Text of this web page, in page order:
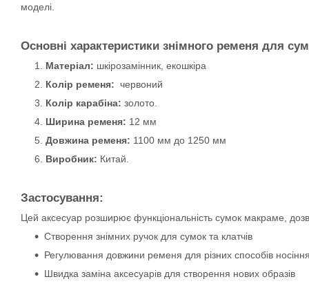
моделі.
Основні характеристики знімного ременя для
Матеріал: шкірозамінник, екошкіра
Колір ременя: червоний
Колір карабіна: золото.
Ширина ременя: 12 мм
Довжина ременя: 1100 мм до 1250 мм
Виробник: Китай.
Застосування:
Цей аксесуар розширює функціональність сумок макраме,
Створення знімних ручок для сумок та клатчів
Регулювання довжини ременя для різних способів
Швидка заміна аксесуарів для створення нових образів